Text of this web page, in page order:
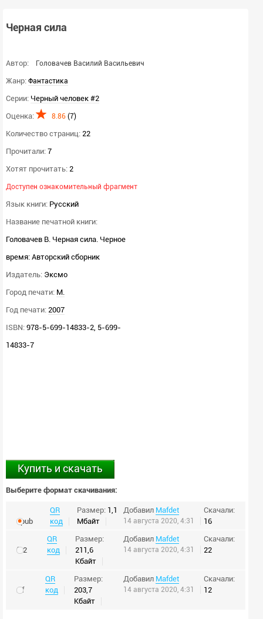
Черная сила
Автор: Головачев Василий Васильевич
Жанр: Фантастика
Серии: Черный человек #2
Оценка:
8.86 (7)
Количество страниц: 22
Прочитали: 7
Хотят прочитать: 2
Доступен ознакомительный фрагмент
Язык книги: Русский
Название печатной книги:
Головачев В. Черная сила. Черное
время: Авторский сборник
Издатель: Эксмо
Город печати: М.
Год печати: 2007
ISBN: 978-5-699-14833-2, 5-699-
14833-7
Купить и скачать
Выберите формат скачивания:
epub
QR
код
Размер: 1,1
Мбайт
Добавил Mafdet
14 августа 2020, 4:31
Скачали:
16
fb2
QR
код
Размер:
211,6
Кбайт
Добавил Mafdet
14 августа 2020, 4:31
Скачали:
22
rtf
QR
код
Размер:
203,7
Кбайт
Добавил Mafdet
14 августа 2020, 4:31
Скачали:
12